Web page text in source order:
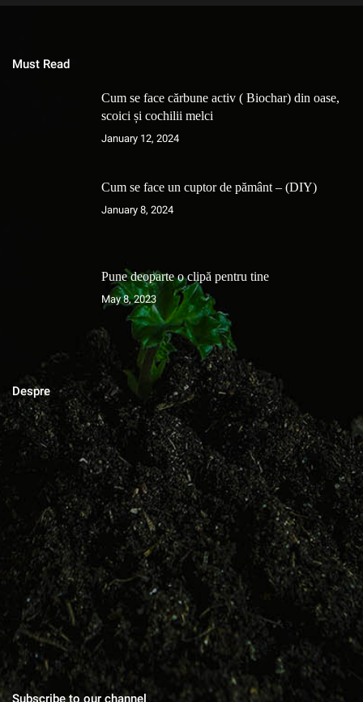
Must Read
Cum se face cărbune activ ( Biochar) din oase,
scoici și cochilii melci
January 12, 2024
Cum se face un cuptor de pământ – (DIY)
January 8, 2024
Pune deoparte o clipă pentru tine
May 8, 2023
Despre
MAGAZINUL DE ACASA
Blog cu zeci de sfaturi pentru grădinărit bio, rețete pentru toate
gusturile, povești de viata, trucuri în gospodărie, cuvinte pentru
suflet.
Subscribe to our channel